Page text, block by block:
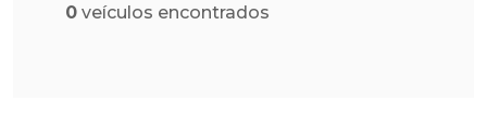
0 veículos encontrados